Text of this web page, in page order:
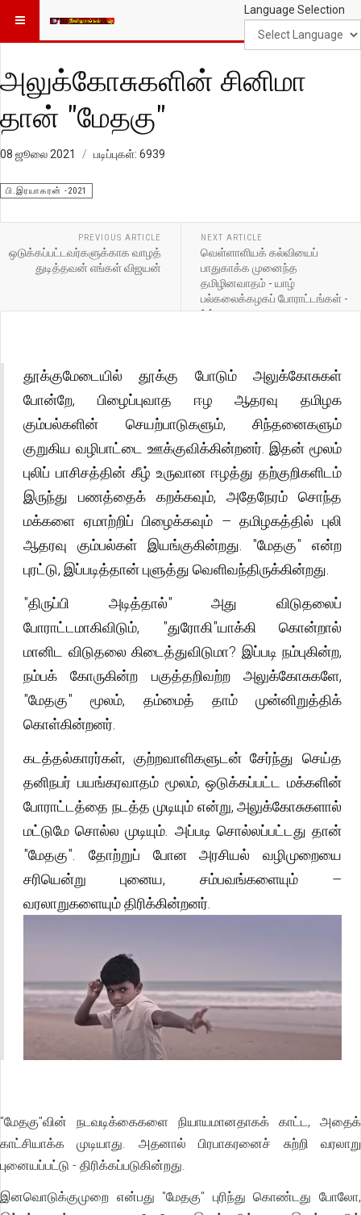
Language Selection
அலுக்கோசுகளின் சினிமா
தான் "மேதகு"
08 ஜூலை 2021 படிப்புகள்: 6939
பி.இரயாகரன் -2021
PREVIOUS ARTICLE
ஒடுக்கப்பட்டவர்களுக்காக வாழத்
துடித்தவன் எங்கள் விஜயன்
NEXT ARTICLE
வெள்ளாளியக் கல்வியைப்
பாதுகாக்க முனைந்த
தமிழினவாதம் - யாழ்
பல்கலைக்கழகப் போராட்டங்கள் -
14
தூக்குமேடையில் தூக்கு போடும் அலுக்கோசுகள்
போன்றே, பிழைப்புவாத ஈழ ஆதரவு தமிழக
கும்பல்களின் செயற்பாடுகளும், சிந்தனைகளும்
குறுகிய வழிபாட்டை ஊக்குவிக்கின்றனர். இதன் மூலம்
புலிப் பாசிசத்தின் கீழ் உருவான ஈழத்து தற்குறிகளிடம்
இருந்து பணத்தைக் கறக்கவும், அதேநேரம் சொந்த
மக்களை ஏமாற்றிப் பிழைக்கவும் – தமிழகத்தில் புலி
ஆதரவு கும்பல்கள் இயங்குகின்றது. "மேதகு" என்ற
புரட்டு, இப்படித்தான் புளுத்து வெளிவந்திருக்கின்றது.
"திருப்பி அடித்தால்" அது விடுதலைப்
போராட்டமாகிவிடும், "துரோகி"யாக்கி கொன்றால்
மானிட விடுதலை கிடைத்துவிடுமா? இப்படி நம்புகின்ற,
நம்பக் கோருகின்ற பகுத்தறிவற்ற அலுக்கோசுகளே,
"மேதகு" மூலம், தம்மைத் தாம் முன்னிறுத்திக்
கொள்கின்றனர்.
கடத்தல்காரர்கள், குற்றவாளிகளுடன் சேர்ந்து செய்த
தனிநபர் பயங்கரவாதம் மூலம், ஒடுக்கப்பட்ட மக்களின்
போராட்டத்தை நடத்த முடியும் என்று, அலுக்கோசுகளால்
மட்டுமே சொல்ல முடியும். அப்படி சொல்லப்பட்டது தான்
"மேதகு". தோற்றுப் போன அரசியல் வழிமுறையை
சரியென்று புனைய, சம்பவங்களையும் –
வரலாறுகளையும் திரிக்கின்றனர்.
"மேதகு"வின் நடவடிக்கைகளை நியாயமானதாகக் காட்ட, அதைக்
காட்சியாக்க முடியாது. அதனால் பிரபாகரனைச் சுற்றி வரலாறு
புனையப்பட்டு - திரிக்கப்படுகின்றது.
இனவொடுக்குமுறை என்பது "மேதகு" புரிந்து கொண்டது போலோ,